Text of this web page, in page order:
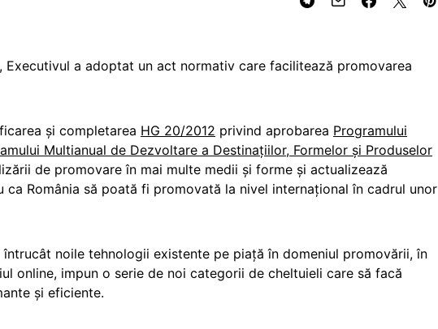
, Executivul a adoptat un act normativ care facilitează promovarea
și completarea HG 20/2012 privind aprobarea Programului
Multianual de Dezvoltare a Destinațiilor, Formelor și Produselor
de promovare în mai multe medii și forme și actualizează
ca România să poată fi promovată la nivel internațional în cadrul unor
noile tehnologii existente pe piață în domeniul promovării, în
online, impun o serie de noi categorii de cheltuieli care să facă
și eficiente.